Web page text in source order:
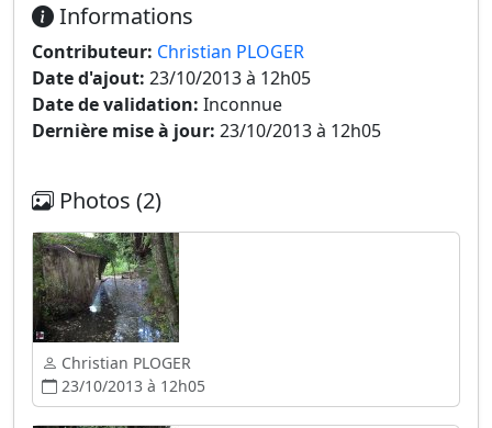
Informations
Contributeur: Christian PLOGER
Date d'ajout: 23/10/2013 à 12h05
Date de validation: Inconnue
Dernière mise à jour: 23/10/2013 à 12h05
Photos (2)
Christian PLOGER
23/10/2013 à 12h05